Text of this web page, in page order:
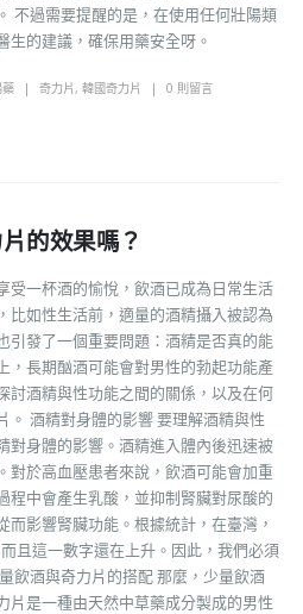
不過需要提醒的是，在使用任何壯陽類
生的建議，確保用藥安全呀。
奇力片, 韓國奇力片 0 則留言
的效果嗎？
受一杯酒的愉悅，飲酒已成為日常生活
比如性生活前，適量的酒精攝入被認為
引發了一個重要問題：酒精是否真的能
，長期酗酒可能會對男性的勃起功能產
討酒精與性功能之間的關係，以及在何
。 酒精對身體的影響 要理解酒精與性
對身體的影響。酒精進入體內後迅速被
對於高血壓患者來說，飲酒可能會加重
程中會產生乳酸，並抑制腎臟對尿酸的
影響腎臟功能。根據統計，在臺灣，
且這一數字還在上升。因此，我們必須
飲酒與奇力片的搭配 那麼，少量飲酒
片是一種由天然中草藥成分製成的男性